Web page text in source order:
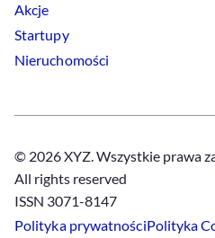
Akcje
Startupy
Nieruchomości
© 2026 XYZ. Wszystkie prawa
All rights reserved
ISSN 3071-8147
Polityka prywatnościPolityka